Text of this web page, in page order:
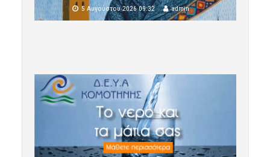
5 Αυγούστου 2026 09:32 admin